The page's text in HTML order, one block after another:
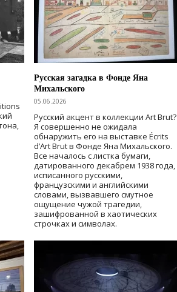
Русская загадка в Фонде Яна
Михальского
05.06.2026
Русский акцент в коллекции Art Brut?
Я совершенно не ожидала
обнаружить его на выставке Écrits
d’Art Brut в Фонде Яна Михальского.
Все началось с листка бумаги,
датированного декабрем 1938 года,
исписанного русскими,
французскими и английскими
словами, вызвавшего смутное
ощущение чужой трагедии,
зашифрованной в хаотических
строчках и символах.